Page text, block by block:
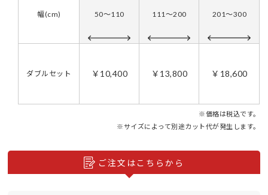
幅(cm) 50～110 111～200 201～300
ダブルセット ￥10,400 ￥13,800 ￥18,600
※価格は税込です。
※サイズによって別途カット代が発生します。
ご注文はこちらから